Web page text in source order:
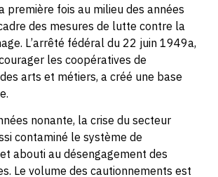
première fois au milieu des années
des mesures de lutte contre la
L’arrêté fédéral du 22 juin 1949a,
les coopératives de
arts et métiers, a créé une base
nonante, la crise du secteur
contaminé le système de
abouti au désengagement des
Le volume des cautionnements est